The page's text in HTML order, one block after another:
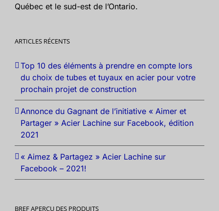
Québec et le sud-est de l’Ontario.
ARTICLES RÉCENTS
Top 10 des éléments à prendre en compte lors
du choix de tubes et tuyaux en acier pour votre
prochain projet de construction
Annonce du Gagnant de l’initiative « Aimer et
Partager » Acier Lachine sur Facebook, édition
2021
« Aimez & Partagez » Acier Lachine sur
Facebook – 2021!
BREF APERÇU DES PRODUITS